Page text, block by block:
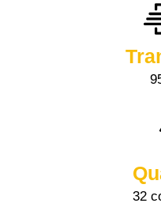
32